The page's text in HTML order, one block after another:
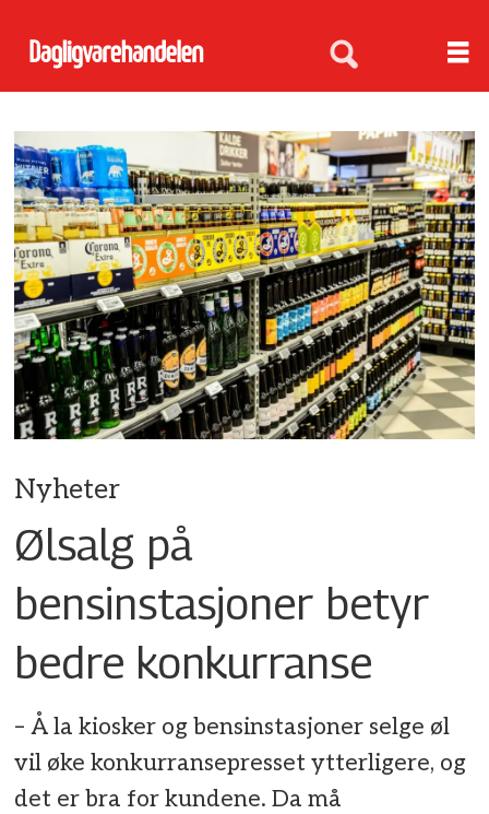
Nyheter
Ølsalg på
bensinstasjoner betyr
bedre konkurranse
– Å la kiosker og bensinstasjoner selge øl
vil øke konkurransepresset ytterligere, og
det er bra for kundene. Da må